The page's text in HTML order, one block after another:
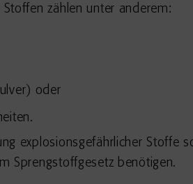
zählen unter anderem:
oder
explosionsgefährlicher Stoffe
Sprengstoffgesetz benötigen.